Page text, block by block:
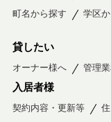
町名から探す
学区
貸したい
オーナー様へ 管理
入居者様
契約内容・更新等